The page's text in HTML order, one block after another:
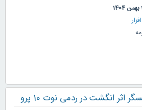
اثر انگشت در ردمی نوت 10 پرو